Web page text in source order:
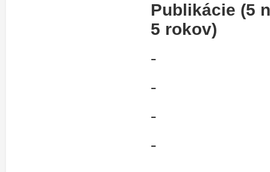
Publikácie (5
5 rokov)
-
-
-
-